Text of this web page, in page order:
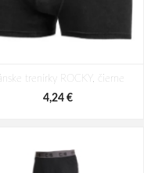
trenírky ROCKY, čierne
4,24 €